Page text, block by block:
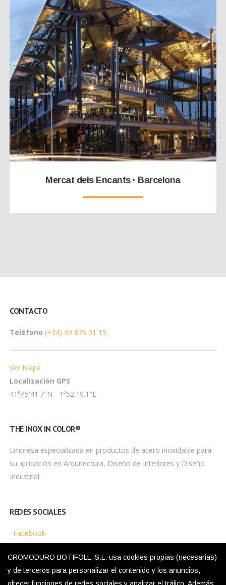
Mercat dels Encants · Barcelona
CONTACTO
Teléfono (+34) 93 876 01 15
Ver Mapa
Localización GPS
41°45'41.7"N - 1°52'19.1"E
THE INOX IN COLOR®
Empresa especializada en productos de acero inoxidable para
su aplicación en Arquitectura, Diseño de Interiores y Diseño
Industrial.
REDES SOCIALES
· Facebook
·Instagram
CROMODURO BOTIFOLL, S.L. usa cookies propias (necesarias)
y de terceros para personalizar el contenido y los anuncios,